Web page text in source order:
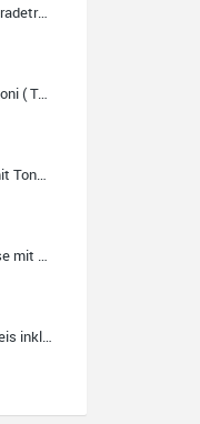
Trommel Sonor MB 1410 CW Paradetrommel ( Service Preis inkl. Werkstatt Service )
Ukulele My Leho Sopran Mahagoni ( Top Empfehlung ! )